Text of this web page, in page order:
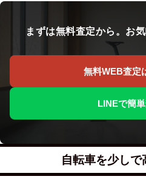
まずは無料査定から。お
無料WEB査定
LINEで簡
自転車を少しで